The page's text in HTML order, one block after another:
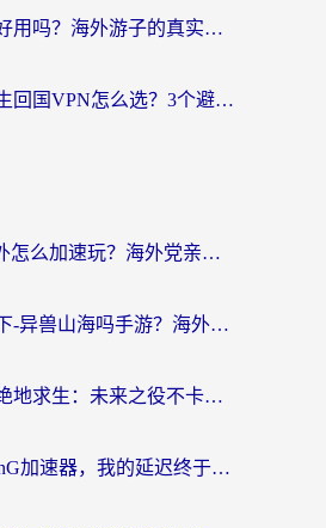
斧牛和加速喵好用吗？海外游子的真实选择困境
马来西亚留学生回国VPN怎么选？3个避坑点+1款实测好用的加速器推荐
Sky光·遇在国外怎么加速玩？海外党亲测有效的国服游戏加速指南
在欧洲能玩天下-异兽山海吗手游？海外玩家的加速器生存指南
在欧洲怎么打绝地求生：未来之役不卡？留学生亲测的加速器避坑指南
人在美国玩BanG加速器，我的延迟终于绿了